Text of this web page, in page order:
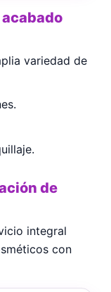
variedad de
de
integral
con